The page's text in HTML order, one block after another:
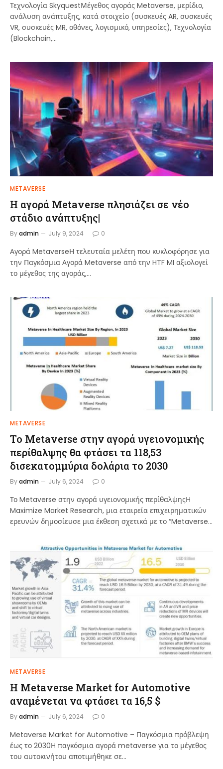
Τεχνολογία SkyquestΜέγεθος αγοράς Metaverse, μερίδιο,
ανάλυση ανάπτυξης, κατά στοιχείο (συσκευές AR, συσκευές
VR, συσκευές MR, οθόνες, λογισμικό, υπηρεσίες), Τεχνολογία
(Blockchain,…
METAVERSE
Η αγορά Metaverse πλησιάζει σε νέο
στάδιο ανάπτυξης|
Byadmin July 9, 2024 0
Αγορά MetaverseΗ τελευταία μελέτη που κυκλοφόρησε για
την Παγκόσμια Αγορά Metaverse από την HTF MI αξιολογεί
το μέγεθος της αγοράς,…
METAVERSE
Το Metaverse στην αγορά υγειονομικής
περίθαλψης θα φτάσει τα 118,53
δισεκατομμύρια δολάρια το 2030
Byadmin July 6, 2024 0
Το Metaverse στην αγορά υγειονομικής περίθαλψηςΗ
Maximize Market Research, μια εταιρεία επιχειρηματικών
ερευνών δημοσίευσε μια έκθεση σχετικά με το “Metaverse…
METAVERSE
Η Metaverse Market for Automotive
αναμένεται να φτάσει τα 16,5 $
Byadmin July 6, 2024 0
Metaverse Market for Automotive – Παγκόσμια πρόβλεψη
έως το 2030Η παγκόσμια αγορά metaverse για το μέγεθος
του αυτοκινήτου αποτιμήθηκε σε…